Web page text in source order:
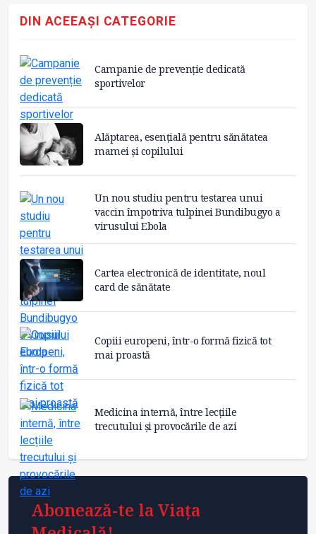
DIN ACEEAȘI CATEGORIE
Campanie de prevenție dedicată
sportivelor
Alăptarea, esențială pentru sănătatea
mamei și copilului
Un nou studiu pentru testarea unui
vaccin împotriva tulpinei Bundibugyo a
virusului Ebola
Cartea electronică de identitate, noul
card de sănătate
Copiii europeni, într-o formă fizică tot
mai proastă
Medicina internă, între lecțiile
trecutului și provocările de azi
Abonează-te la Viața